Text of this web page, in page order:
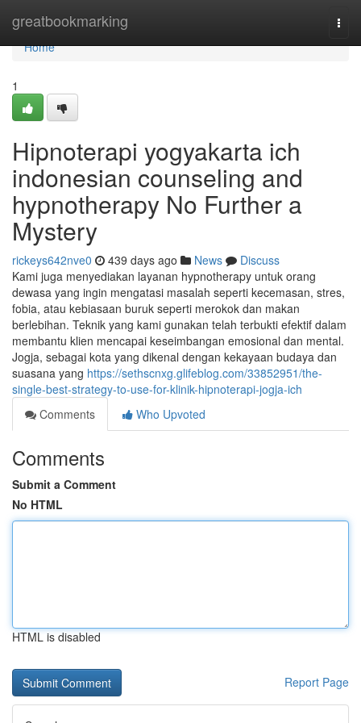
greatbookmarking
Home
Home
1
Hipnoterapi yogyakarta ich
indonesian counseling and
hypnotherapy No Further a
Mystery
rickeys642nve0 439 days ago News
Discuss
Kami juga menyediakan layanan hypnotherapy untuk orang
dewasa yang ingin mengatasi masalah seperti kecemasan, stres,
fobia, atau kebiasaan buruk seperti merokok dan makan
berlebihan. Teknik yang kami gunakan telah terbukti efektif dalam
membantu klien mencapai keseimbangan emosional dan mental.
Jogja, sebagai kota yang dikenal dengan kekayaan budaya dan
suasana yang https://sethscnxg.glifeblog.com/33852951/the-
single-best-strategy-to-use-for-klinik-hipnoterapi-jogja-ich
Comments
Who Upvoted
Comments
Submit a Comment
No HTML
HTML is disabled
Report Page